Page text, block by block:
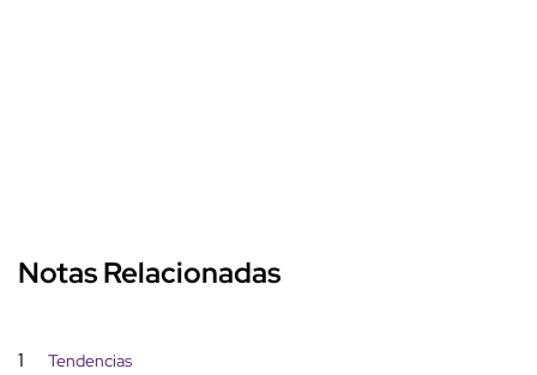
Notas Relacionadas
1 Tendencias